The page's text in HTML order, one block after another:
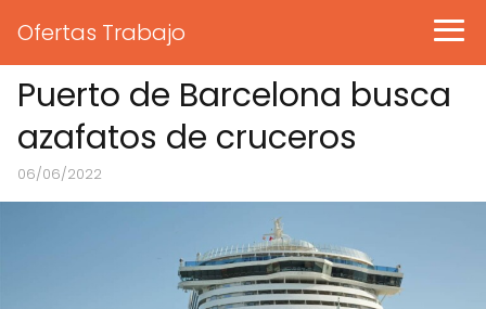
Ofertas Trabajo
Puerto de Barcelona busca
azafatos de cruceros
06/06/2022